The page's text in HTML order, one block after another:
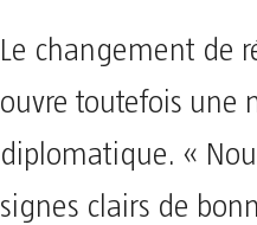
Le changement de
ouvre toutefois une
diplomatique. «
signes clairs de